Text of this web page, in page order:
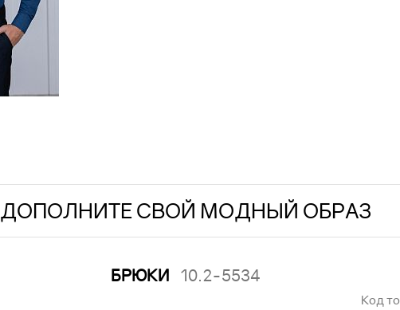
ДОПОЛНИТЕ СВОЙ МОДНЫЙ ОБРАЗ
БРЮКИ 10.2-5534
Код